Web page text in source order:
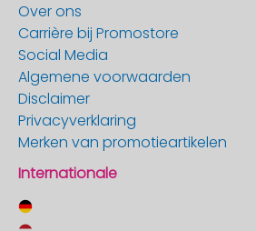
Over ons
Carrière bij Promostore
Social Media
Algemene voorwaarden
Disclaimer
Privacyverklaring
Merken van promotieartikelen
Internationale